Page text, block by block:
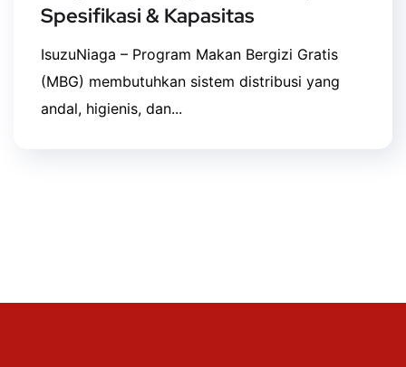
Spesifikasi & Kapasitas
IsuzuNiaga – Program Makan Bergizi Gratis
(MBG) membutuhkan sistem distribusi yang
andal, higienis, dan...